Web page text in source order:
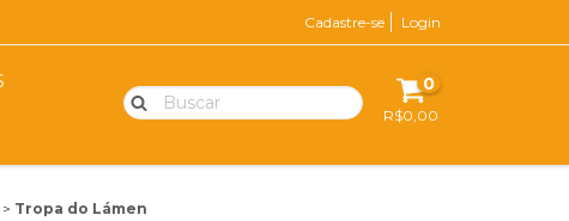
Cadastre-se Login
0
R$0,00
> Tropa do Lámen